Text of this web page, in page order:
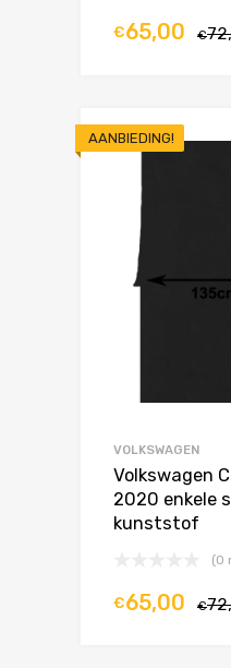
€
€65,00
AANBIEDING!
VOLKSWAGEN
Volkswagen
2020 enkele
kunststof
(0
€
€65,00